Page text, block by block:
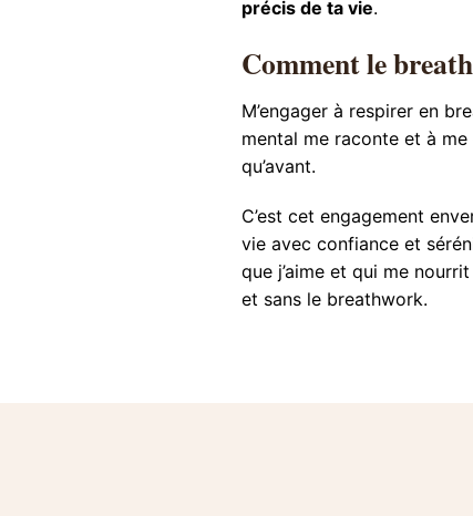
précis de ta vie.
Comment le
M’engager à respirer en
mental me raconte et à
qu’avant.
C’est cet engagement
vie avec confiance et
que j’aime et qui me
et sans le breathwork.